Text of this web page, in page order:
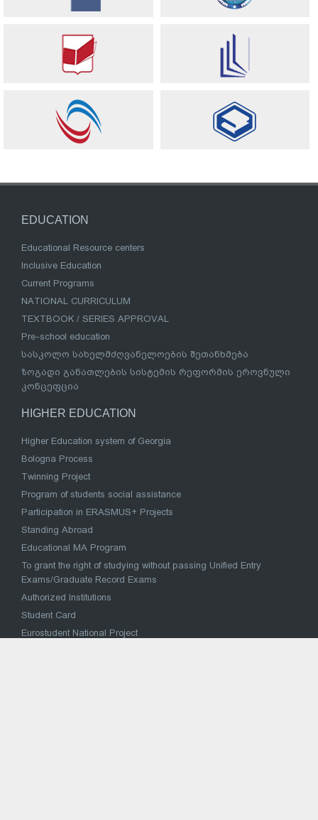
EDUCATION
Educational Resource centers
Inclusive Education
Current Programs
NATIONAL CURRICULUM
TEXTBOOK / SERIES APPROVAL
Pre-school education
სასკოლო სახელმძღვანელოების შეთანხმება
ზოგადი განათლების სისტემის რეფორმის ეროვნული
კონცეფცია
HIGHER EDUCATION
Higher Education system of Georgia
Bologna Process
Twinning Project
Program of students social assistance
Participation in ERASMUS+ Projects
Standing Abroad
Educational MA Program
To grant the right of studying without passing Unified Entry
Exams/Graduate Record Exams
Authorized Institutions
Student Card
Eurostudent National Project